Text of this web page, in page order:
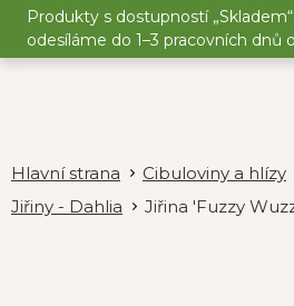
Přejít
obsah
Produkty s dostupností
odesíláme do 1–3 pracovních dnů
Cibuloviny a hlízy
Jiřiny - Dahlia
Jiřina 'Fuzzy